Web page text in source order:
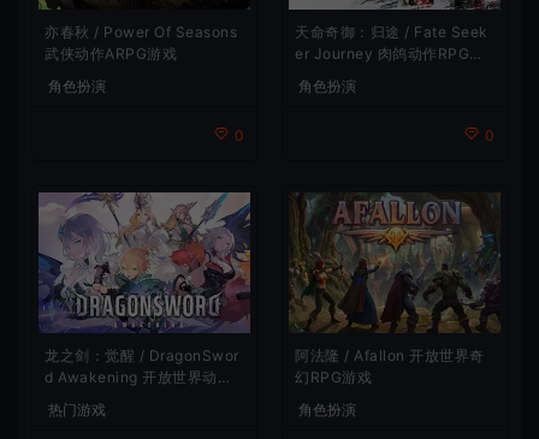
亦春秋 / Power Of Seasons
武侠动作ARPG游戏
角色扮演
0
天命奇御：归途 / Fate Seek
er Journey 肉鸽动作RPG游
角色扮演
0
龙之剑：觉醒 / DragonSwor
d Awakening 开放世界动作R
热门游戏
阿法隆 / Afallon 开放世界奇
幻RPG游戏
角色扮演